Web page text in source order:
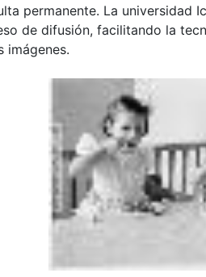
permanente. La universidad
de difusión, facilitando la
imágenes.